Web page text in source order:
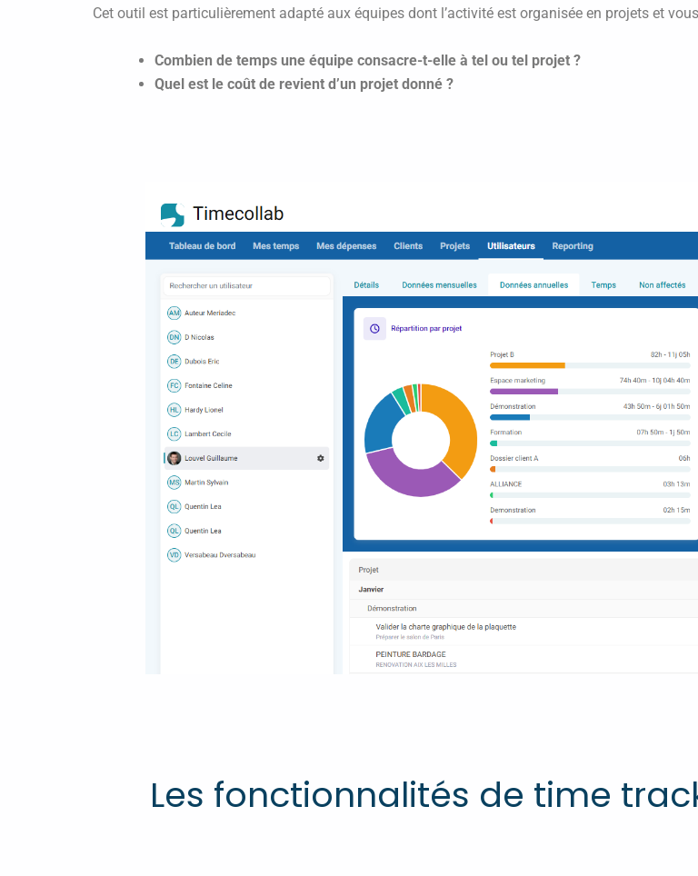
Cet outil est particulièrement adapté aux équipes dont l’activité est organisée en projets et
Combien de temps une équipe consacre-t-elle à tel ou tel projet ?
Quel est le coût de revient d’un projet donné ?
Les fonctionnalités de time